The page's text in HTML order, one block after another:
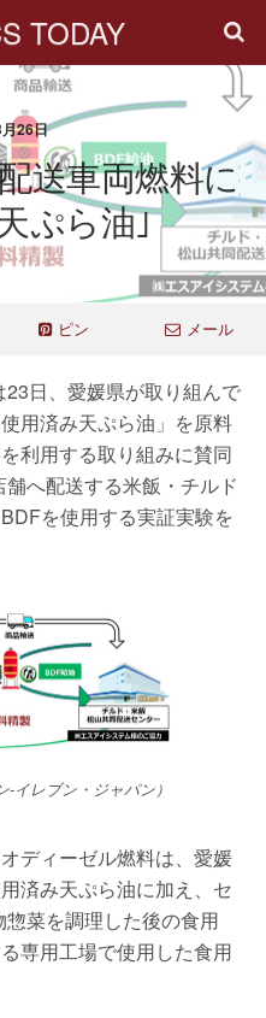
TODAY
26日
送車両燃料に
ぷら油｣
ピン メール
日、愛媛県が取り組んで
用済み天ぷら油」を原料
利用する取り組みに賛同
へ配送する米飯・チルド
を使用する実証実験を
-イレブン・ジャパン）
ディーゼル燃料は、愛媛
済み天ぷら油に加え、セ
菜を調理した後の食用
専用工場で使用した食用